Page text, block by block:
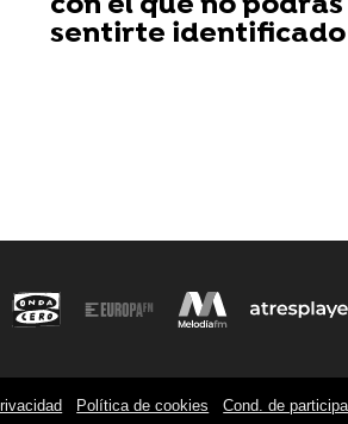
sentirte identificado
Política de cookies Cond. de